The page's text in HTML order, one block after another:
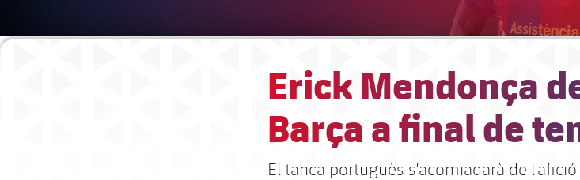
Erick Mendonça
Barça a final de
El tanca portuguès s'acomiadarà de